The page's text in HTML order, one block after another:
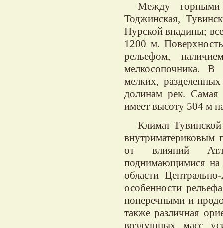
Между горными
Тоджинская,
Нурской впадины;
1200 м. Поверхность
рельефом,
мелкосопочника. В
мелких,
долинам рек. Самая
имеет высоту 504 м
Климат
внутриматериковым
от влияний
поднимающимися на
области
особенности
поперечными и
также различная
воздушных масс